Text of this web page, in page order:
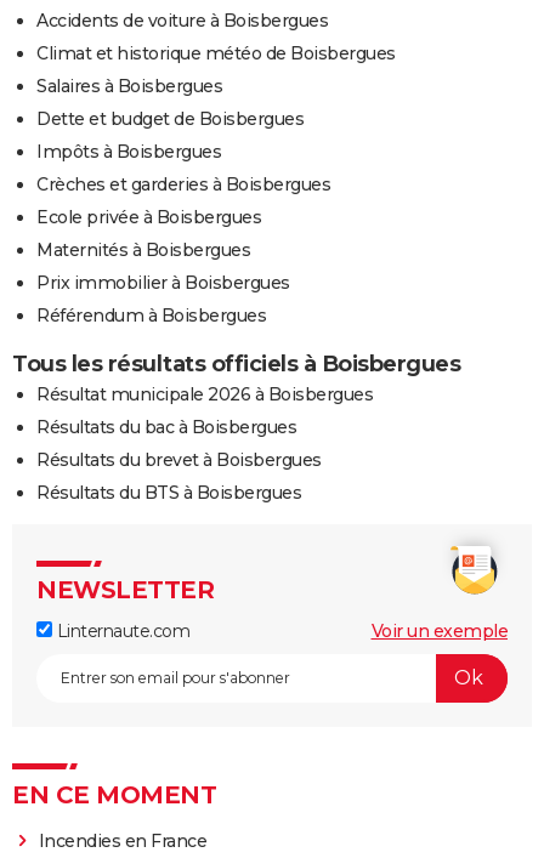
Accidents de voiture à Boisbergues
Climat et historique météo de Boisbergues
Salaires à Boisbergues
Dette et budget de Boisbergues
Impôts à Boisbergues
Crèches et garderies à Boisbergues
Ecole privée à Boisbergues
Maternités à Boisbergues
Prix immobilier à Boisbergues
Référendum à Boisbergues
Tous les résultats officiels à Boisbergues
Résultat municipale 2026 à Boisbergues
Résultats du bac à Boisbergues
Résultats du brevet à Boisbergues
Résultats du BTS à Boisbergues
NEWSLETTER
Linternaute.com Voir un exemple
EN CE MOMENT
Incendies en France